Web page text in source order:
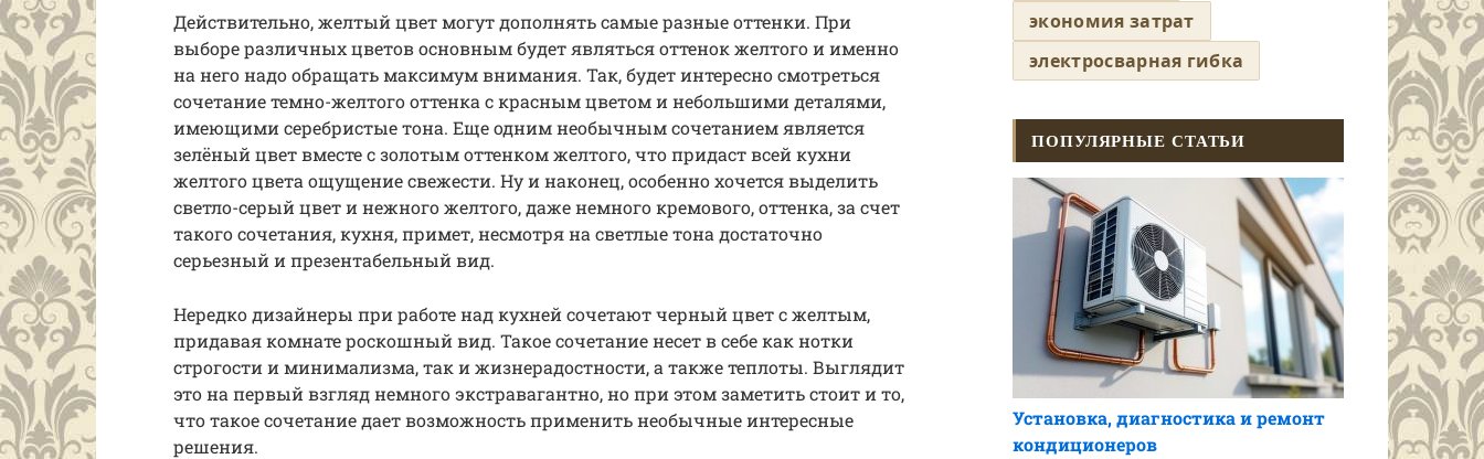
Действительно, желтый цвет могут дополнять самые разные оттенки. При
выборе различных цветов основным будет являться оттенок желтого и именно
на него надо обращать максимум внимания. Так, будет интересно смотреться
сочетание темно-желтого оттенка с красным цветом и небольшими деталями,
имеющими серебристые тона. Еще одним необычным сочетанием является
зелёный цвет вместе с золотым оттенком желтого, что придаст всей кухни
желтого цвета ощущение свежести. Ну и наконец, особенно хочется выделить
светло-серый цвет и нежного желтого, даже немного кремового, оттенка, за счет
такого сочетания, кухня, примет, несмотря на светлые тона достаточно
серьезный и презентабельный вид.
Нередко дизайнеры при работе над кухней сочетают черный цвет с желтым,
придавая комнате роскошный вид. Такое сочетание несет в себе как нотки
строгости и минимализма, так и жизнерадостности, а также теплоты. Выглядит
это на первый взгляд немного экстравагантно, но при этом заметить стоит и то,
что такое сочетание дает возможность применить необычные интересные
решения.
экономия затрат
электросварная гибка
ПОПУЛЯРНЫЕ СТАТЬИ
Установка, диагностика и ремонт
кондиционеров